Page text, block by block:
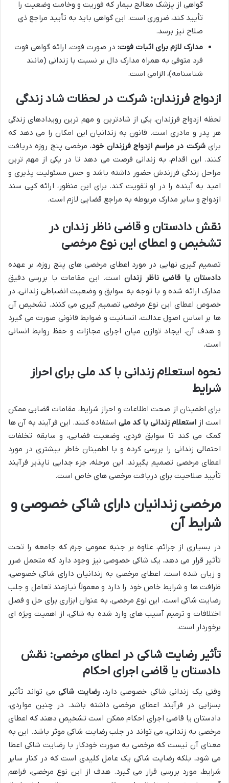
گواهی از پزشک معالج بیمار که فوریت و وخامت وضعیت را
تأیید کند، ضروری است. این گواهی باید به تأیید مراجع ذی
صلاح نیز برسد.
مدارک لازم برای اثبات فوت: در صورت فوت، ارائه گواهی فوت
فرد متوفی به همراه مدارک دال بر نسبت با زندانی (مانند
شناسنامه)، الزامی است.
ازدواج فرزندان: شرکت در لحظات شاد زندگی
لحظه ازدواج فرزندان، یکی از شادترین و مهم ترین رویدادهای زندگی
هر پدر و مادری است. قانون به زندانیان این امکان را می دهد که
برایشرکت در مراسم ازدواج فرزندان خود، مرخصی پنج روزه دریافت
کنند. این اقدام، به زندانی فرصت می دهد تا در یکی از مهم ترین
مراحل زندگی فرزندش حضور داشته باشد و حس مسئولیت پذیری و
امید به آینده را در او تقویت کند. برای این منظور، ارائه کپی سند
ازدواج و سایر مدارک مربوطه به مراجع قضایی لازم است.
نقش دادستان و قاضی ناظر زندان در
تشخیص و اعطای این نوع مرخصی
تصمیم گیری نهایی در مورد اعطای مرخصی های پنج روزه، بر عهده
دادستان یا قاضی ناظر زنداناست. این مقامات با بررسی دقیق
مدارک ارائه شده و با توجه به سوابق و وضعیت انضباطی زندانی، در
خصوص اعطای این نوع مرخصی تصمیم گیری می کنند. تشخیص آن
ها بر اساس اصول عدالت، انسانیت و ضوابط قانونی صورت می گیرد
و هدف آن، ایجاد توازن میان اجرای مجازات و حفظ روابط انسانی
است.
نحوه استعلام زندانی با کد ملی برای احراز
شرایط
برای اطمینان از صحت اطلاعات و احراز شرایط، مقامات قضایی ممکن
است ازاستعلام زندانی با کد ملی استفاده کنند. این فرآیند به آن ها
کمک می کند تا سوابق فردی، وضعیت قضایی، و سابقه تخلفات
احتمالی زندانی را بررسی کرده و با اطمینان خاطر بیشتری در مورد
اعطای مرخصی تصمیم بگیرند. این مرحله، جزء جدایی ناپذیر فرآیند
تأیید صلاحیت برای دریافت مرخصی های خاص است.
مرخصی زندانیان دارای شاکی خصوصی و
شرایط آن
در بسیاری از جرائم، علاوه بر جنبه عمومی جرم که جامعه را تحت
تأثیر قرار می دهد، یک شاکی خصوصی نیز وجود دارد که متحمل ضرر
و زیان شده است. اعطای مرخصی به زندانیان دارای شاکی خصوصی،
ظرافت ها و شرایط خاص خود را دارد و معمولاً نیازمند تعامل و جلب
رضایت شاکی است. این نوع مرخصی، به عنوان ابزاری برای حل و فصل
اختلافات و ترمیم آسیب های وارد شده به شاکی، از اهمیت ویژه ای
برخوردار است.
تأثیر رضایت شاکی در اعطای مرخصی: نقش
دادستان یا قاضی اجرای احکام
وقتی یک زندانی شاکی خصوصی دارد،رضایت شاکیمی تواند تأثیر
بسزایی در فرآیند اعطای مرخصی داشته باشد. در چنین مواردی،
دادستان یا قاضی اجرای احکام ممکن است تشخیص دهند که اعطای
مرخصی به زندانی، می تواند در جلب رضایت شاکی موثر باشد. این به
معنای آن نیست که مرخصی به صورت خودکار با رضایت شاکی اعطا
می شود، بلکه رضایت شاکی یک عامل کلیدی است که در کنار سایر
شرایط، مورد بررسی قرار می گیرد. هدف از این نوع مرخصی، فراهم